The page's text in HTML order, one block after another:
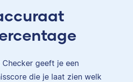
geeft je een
die je laat zien welk